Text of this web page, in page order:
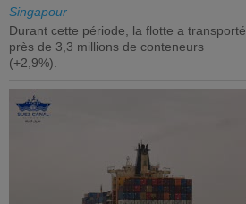
Singapour
Durant cette période, la flotte a transporté
près de 3,3 millions de conteneurs
(+2,9%).